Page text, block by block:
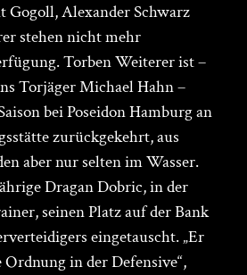
Gogoll, Alexander Schwarz
stehen nicht mehr
Torben Weiterer ist –
Torjäger Michael Hahn –
bei Poseidon Hamburg an
zurückgekehrt, aus
aber nur selten im Wasser.
Dragan Dobric, in der
seinen Platz auf der Bank
eingetauscht. „Er
in der Defensive“,